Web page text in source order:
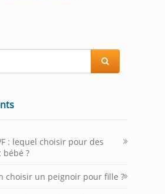

: lequel choisir pour des
bébé ?
choisir un peignoir pour fille ?